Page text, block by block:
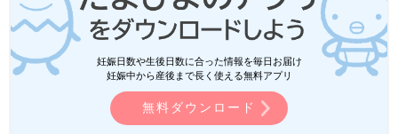
妊娠日数や生後日数に合った情報を毎日お届け
妊娠中から産後まで長く使える無料アプリ
無料ダウンロード